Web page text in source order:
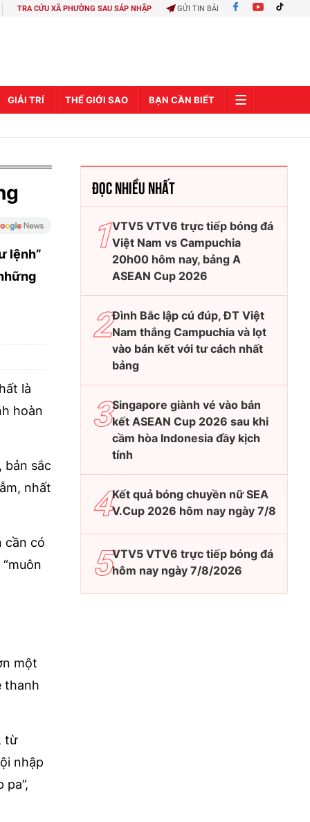
TRA CỨU XÃ PHƯỜNG SAU SÁP NHẬP GỬI TIN BÀI
GIẢI TRÍ THẾ GIỚI SAO BẠN CẦN BIẾT
lệnh”
là
hoàn
bản sắc
nhất
cần có
một
thanh
từ
nhập
ĐỌC NHIỀU NHẤT
VTV5 VTV6 trực tiếp bóng đá
Việt Nam vs Campuchia
20h00 hôm nay, bảng A
ASEAN Cup 2026
Đình Bắc lập cú đúp, ĐT Việt
Nam thắng Campuchia và lọt
vào bán kết với tư cách nhất
bảng
Singapore giành vé vào bán
kết ASEAN Cup 2026 sau khi
cầm hòa Indonesia đầy kịch
tính
Kết quả bóng chuyền nữ SEA
V.Cup 2026 hôm nay ngày 7/8
VTV5 VTV6 trực tiếp bóng đá
hôm nay ngày 7/8/2026